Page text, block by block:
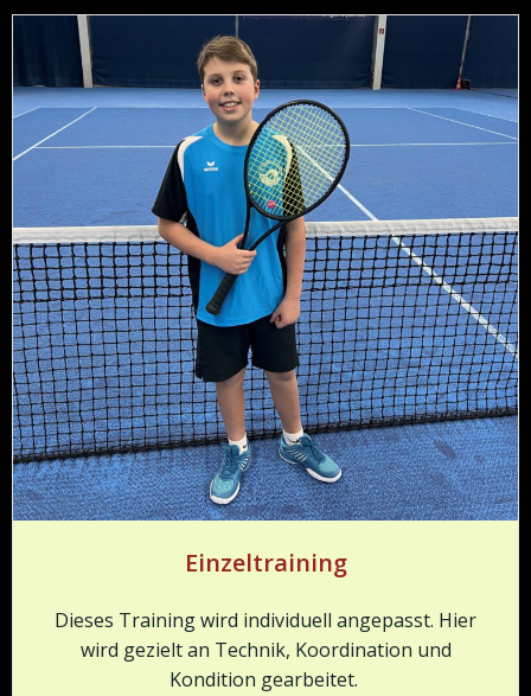
Einzeltraining
Dieses Training wird individuell angepasst. Hier
wird gezielt an Technik, Koordination und
Kondition gearbeitet.